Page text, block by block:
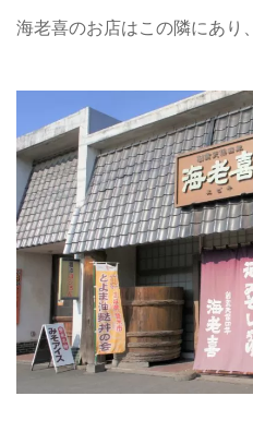
海老喜のお店はこの隣にあり